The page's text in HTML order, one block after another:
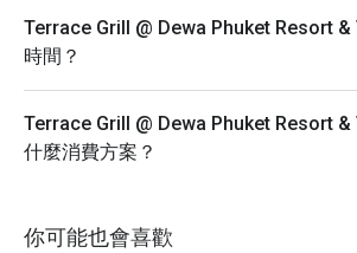
Terrace Grill @ Dewa Phuket Resort
時間？
Terrace Grill @ Dewa Phuket Resort
什麼消費方案？
你可能也會喜歡